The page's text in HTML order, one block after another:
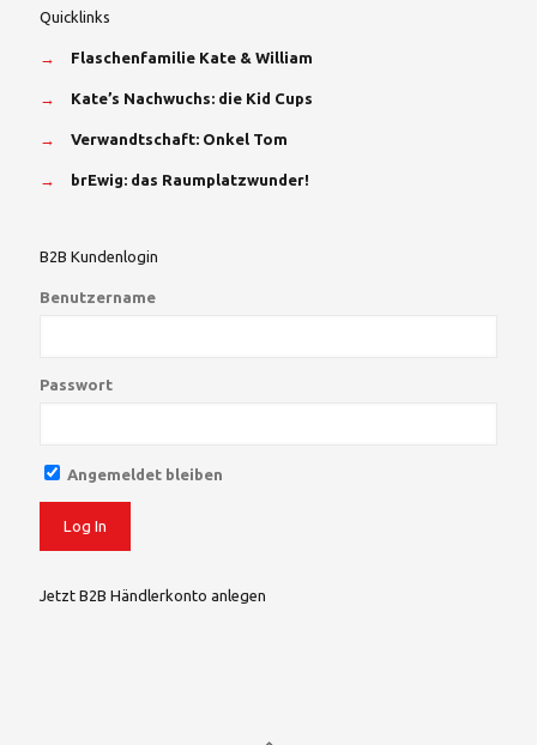
Quicklinks
→ Flaschenfamilie Kate & William
→ Kate’s Nachwuchs: die Kid Cups
→ Verwandtschaft: Onkel Tom
→ brEwig: das Raumplatzwunder!
B2B Kundenlogin
Benutzername
Passwort
Angemeldet bleiben
Jetzt B2B Händlerkonto anlegen